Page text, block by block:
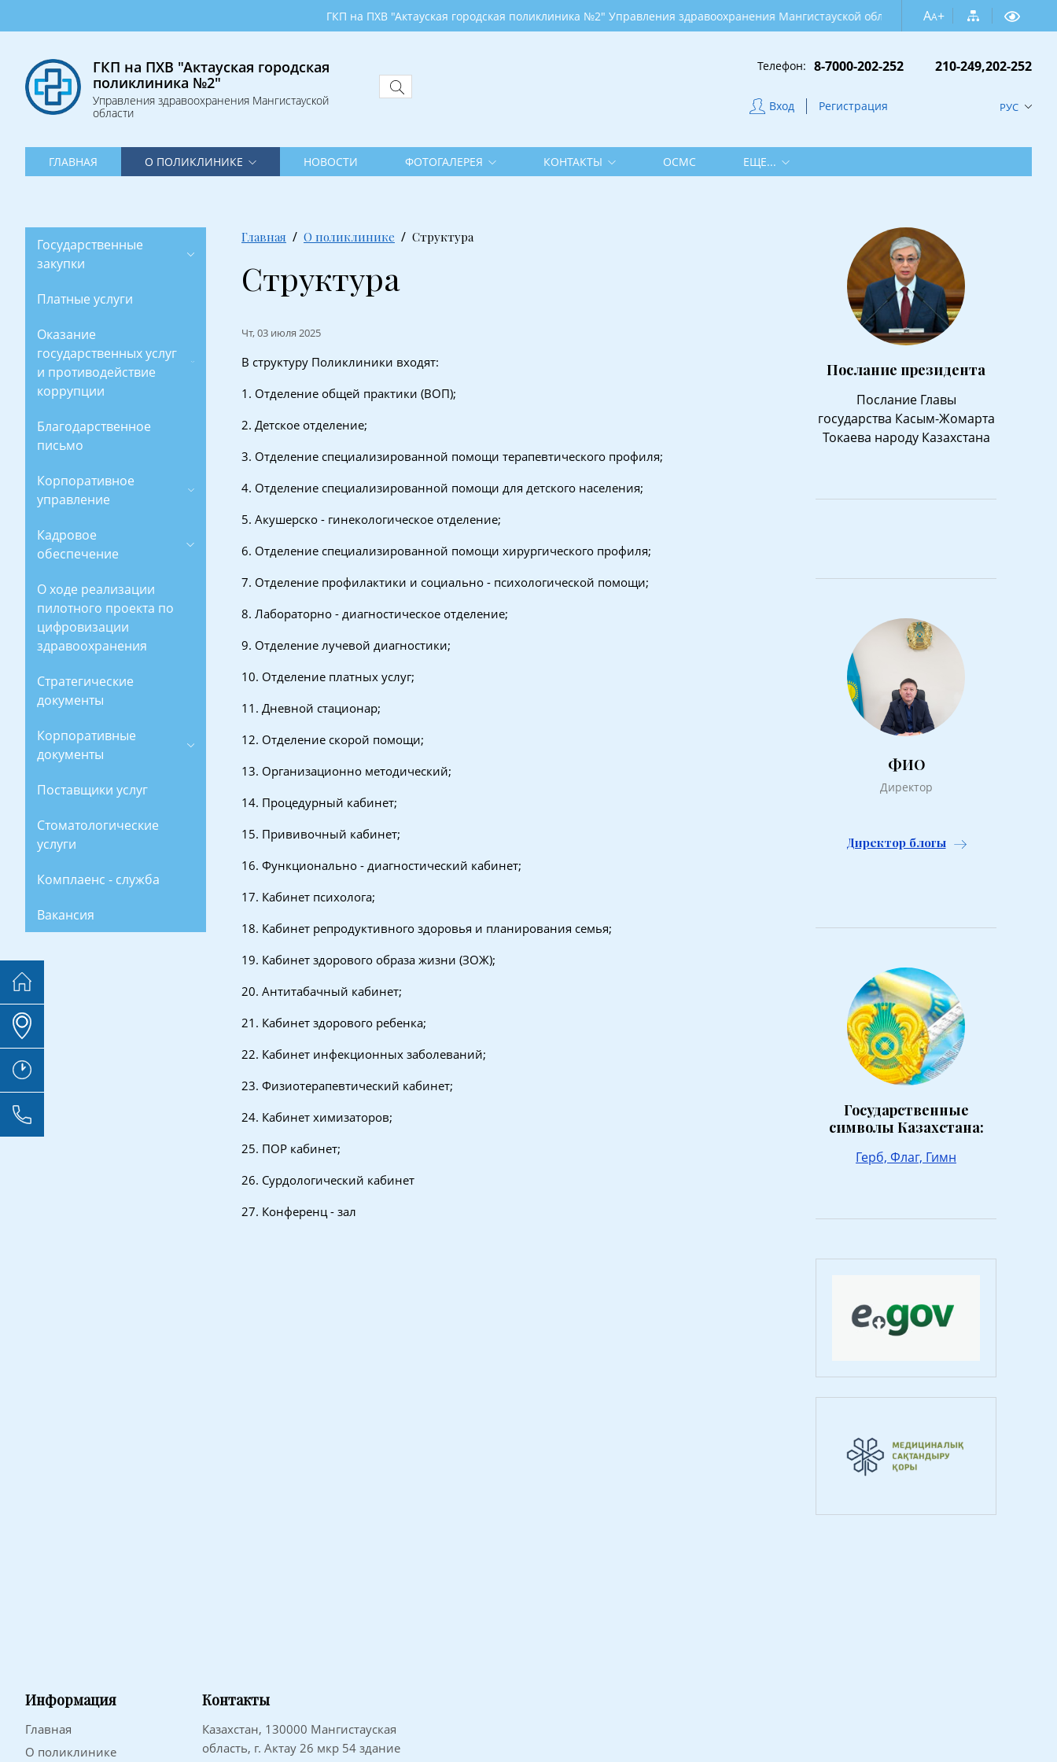
поликлинике
Новости
Контакты
График
приёма
врачей
ГКП на ПХВ "Актауская городская поликлиника №2" Управления здравоохранения Мангистауской области AA+
ГКП на ПХВ "Актауская городская
поликлиника №2"
Управления здравоохранения Мангистауской
области
Телефон: 8-7000-202-252 210-249,202-252
Вход Регистрация РУС
ГЛАВНАЯ О ПОЛИКЛИНИКЕ НОВОСТИ ФОТОГАЛЕРЕЯ КОНТАКТЫ ОСМС ЕЩЕ...
Государственные
закупки
Платные услуги
Оказание
государственных услуг
и противодействие
коррупции
Благодарственное
письмо
Корпоративное
управление
Кадровое
обеспечение
О ходе реализации
пилотного проекта по
цифровизации
здравоохранения
Стратегические
документы
Корпоративные
документы
Поставщики услуг
Стоматологические
услуги
Комплаенс - служба
Вакансия
Главная О поликлинике Структура
Структура
Чт, 03 июля 2025
В структуру Поликлиники входят:
1. Отделение общей практики (ВОП);
2. Детское отделение;
3. Отделение специализированной помощи терапевтического профиля;
4. Отделение специализированной помощи для детского населения;
5. Акушерско - гинекологическое отделение;
6. Отделение специализированной помощи хирургического профиля;
7. Отделение профилактики и социально - психологической помощи;
8. Лабораторно - диагностическое отделение;
9. Отделение лучевой диагностики;
10. Отделение платных услуг;
11. Дневной стационар;
12. Отделение скорой помощи;
13. Организационно методический;
14. Процедурный кабинет;
15. Прививочный кабинет;
16. Функционально - диагностический кабинет;
17. Кабинет психолога;
18. Кабинет репродуктивного здоровья и планирования семья;
19. Кабинет здорового образа жизни (ЗОЖ);
20. Антитабачный кабинет;
21. Кабинет здорового ребенка;
22. Кабинет инфекционных заболеваний;
23. Физиотерапевтический кабинет;
24. Кабинет химизаторов;
25. ПОР кабинет;
26. Сурдологический кабинет
27. Конференц - зал
Послание президента
Послание Главы
государства Касым-Жомарта
Токаева народу Казахстана
ФИО
Директор
Директор блогы
Государственные
символы Казахстана:
Герб, Флаг, Гимн
Информация
Главная
О поликлинике
Контакты
Казахстан, 130000 Мангистауская
область, г. Актау 26 мкр 54 здание